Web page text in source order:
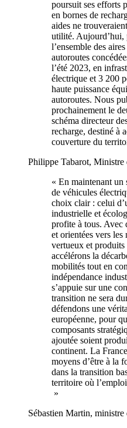
poursuit ses efforts
en bornes de
aides ne
utilité. Aujourd’hui,
l’ensemble des
autoroutes
l’été 2023, en
électrique et 3 200
haute puissance
autoroutes. Nous
prochainement le
schéma directeur
recharge, destiné à
couverture du
Philippe Tabarot, Ministre
« En maintenant un
de véhicules
choix clair : celui
industrielle et
profite à tous. Avec
et orientées vers les
vertueux et
accélérons la
mobilités tout en
indépendance
s’appuie sur une
transition ne sera
défendons une
européenne, pour
composants
ajoutée soient
continent. La
moyens d’être à la
dans la transition
territoire où
»
Sébastien Martin, ministre